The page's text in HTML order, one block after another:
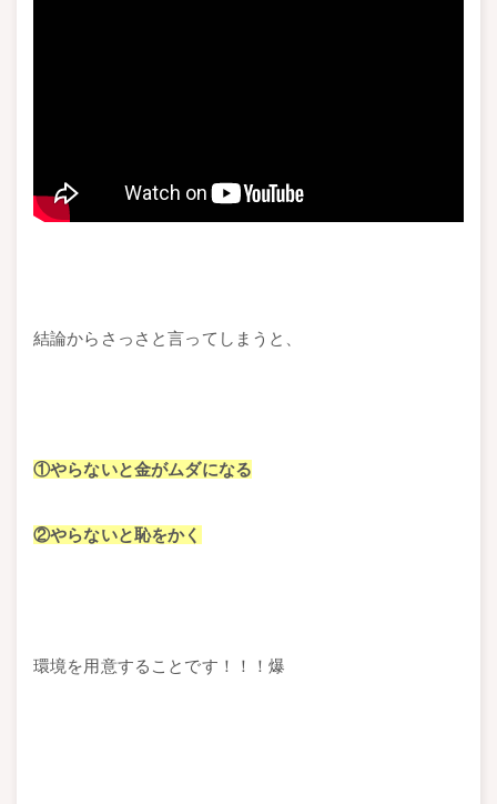
結論からさっさと言ってしまうと、
①やらないと金がムダになる
②やらないと恥をかく
環境を用意することです！！！爆